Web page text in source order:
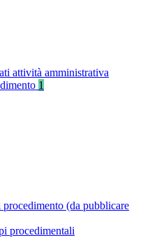
attività amministrativa
1
(da pubblicare
procedimentali